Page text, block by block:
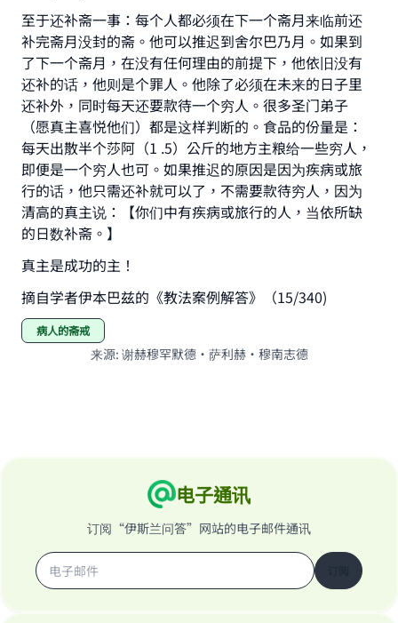
至于还补斋一事：每个人都必须在下一个斋月来临前还
补完斋月没封的斋。他可以推迟到舍尔巴乃月。如果到
了下一个斋月，在没有任何理由的前提下，他依旧没有
还补的话，他则是个罪人。他除了必须在未来的日子里
还补外，同时每天还要款待一个穷人。很多圣门弟子
（愿真主喜悦他们）都是这样判断的。食品的份量是：
每天出散半个莎阿（1 .5）公斤的地方主粮给一些穷人，
即便是一个穷人也可。如果推迟的原因是因为疾病或旅
行的话，他只需还补就可以了，不需要款待穷人，因为
清高的真主说：【你们中有疾病或旅行的人，当依所缺
的日数补斋。】
真主是成功的主！
摘自学者伊本巴兹的《教法案例解答》（15/340)
病人的斋戒
来源: 谢赫穆罕默德·萨利赫·穆南志德
电子通讯
订阅“伊斯兰问答”网站的电子邮件通讯